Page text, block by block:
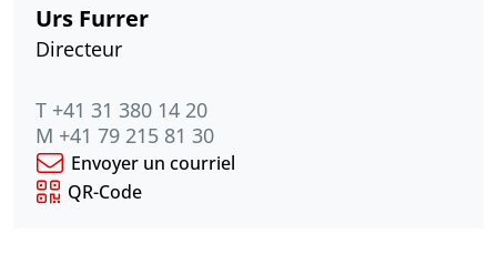
Urs Furrer
Directeur
T +41 31 380 14 20
M +41 79 215 81 30
Envoyer un courriel
QR-Code